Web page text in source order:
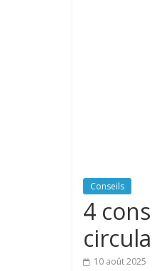
Conseils
4
10 août 2025